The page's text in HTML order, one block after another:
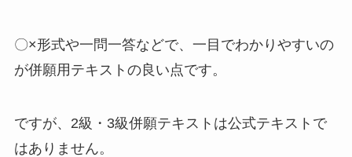
〇×形式や一問一答などで、一目でわかりやすいの
が併願用テキストの良い点です。
ですが、2級・3級併願テキストは公式テキストで
はありません。